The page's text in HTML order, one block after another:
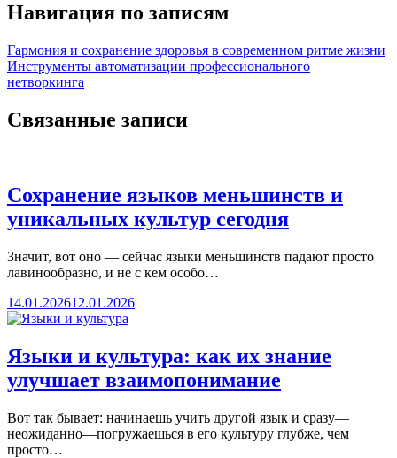
Навигация по записям
Гармония и сохранение здоровья в современном ритме жизни
Инструменты автоматизации профессионального
нетворкинга
Связанные записи
Сохранение языков меньшинств и
уникальных культур сегодня
Значит, вот оно — сейчас языки меньшинств падают просто
лавинообразно, и не с кем особо…
14.01.202612.01.2026
Языки и культура: как их знание
улучшает взаимопонимание
Вот так бывает: начинаешь учить другой язык и сразу—
неожиданно—погружаешься в его культуру глубже, чем
просто…